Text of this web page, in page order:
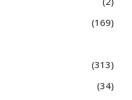
169
313
34